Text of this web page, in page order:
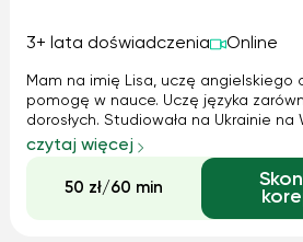
3+ lata doświadczenia Online
Mam na imię Lisa, uczę angielskiego
pomogę w nauce. Uczę języka
dorosłych. Studiowała na Ukrainie na
Obcej ChNPU im. Skovorody. Są
wiele ciekawych i naprawdę
Zadzwoń, omów harmonogram i
czytaj więcej
50 zł/60 min